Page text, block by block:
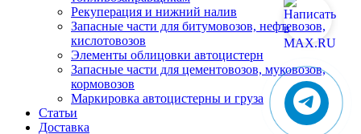
Рекуперация и нижний налив
Запасные части для битумовозов, нефтевозов,
кислотовозов
Элементы облицовки автоцистерн
Запасные части для цементовозов, муковозов,
кормовозов
Маркировка автоцистерны и груза
Статьи
Доставка